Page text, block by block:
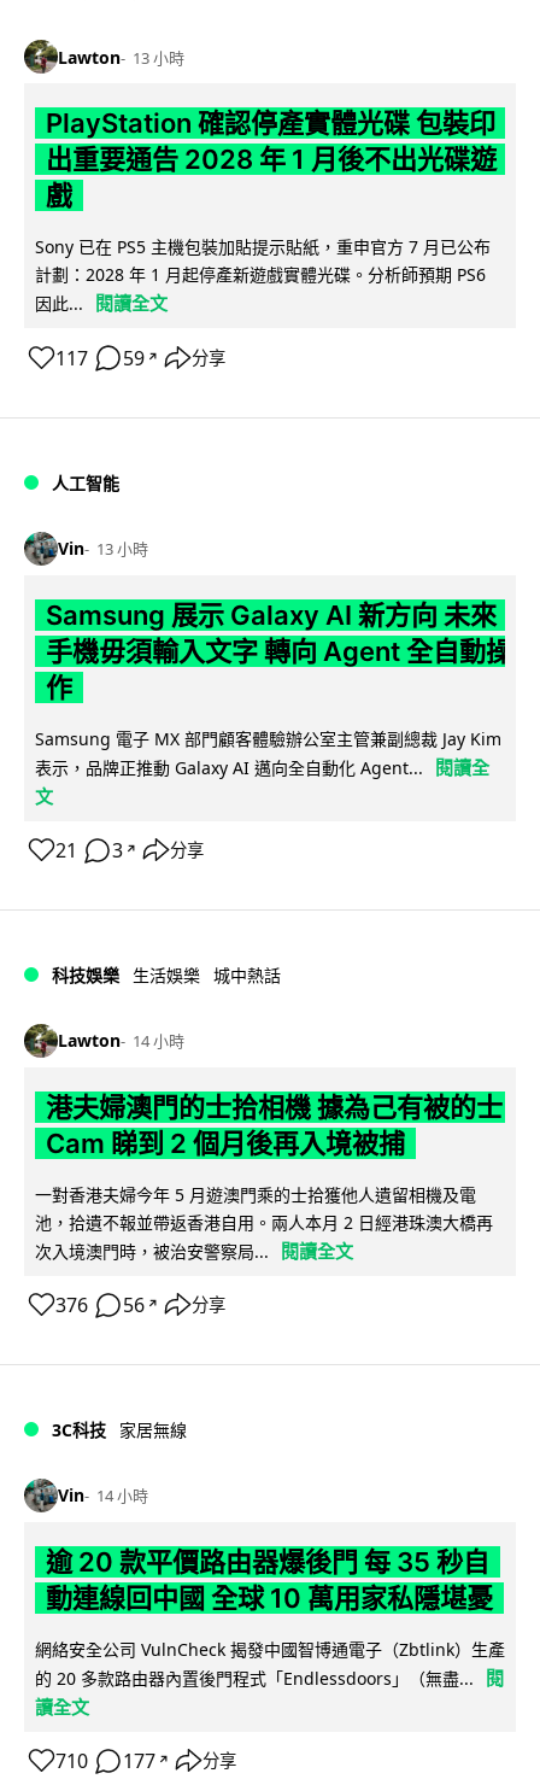
Lawton 13 小時
PlayStation 確認停產實體光碟 包裝印
出重要通告 2028 年 1 月後不出光碟遊
戲
Sony 已在 PS5 主機包裝加貼提示貼紙，重申官方 7 月已公布
計劃：2028 年 1 月起停產新遊戲實體光碟。分析師預期 PS6
因此...
閱讀全文
117 59 ↗ 分享
人工智能
Vin 13 小時
Samsung 展示 Galaxy AI 新方向 未來
手機毋須輸入文字 轉向 Agent 全自動操
作
Samsung 電子 MX 部門顧客體驗辦公室主管兼副總裁 Jay Kim
表示，品牌正推動 Galaxy AI 邁向全自動化 Agent...
閱讀全
文
21 3 ↗ 分享
科技娛樂 生活娛樂 城中熱話
Lawton 14 小時
港夫婦澳門的士拾相機 據為己有被的士
Cam 睇到 2 個月後再入境被捕
一對香港夫婦今年 5 月遊澳門乘的士拾獲他人遺留相機及電
池，拾遺不報並帶返香港自用。兩人本月 2 日經港珠澳大橋再
次入境澳門時，被治安警察局...
閱讀全文
376 56 ↗ 分享
3C科技 家居無線
Vin 14 小時
逾 20 款平價路由器爆後門 每 35 秒自
動連線回中國 全球 10 萬用家私隱堪憂
網絡安全公司 VulnCheck 揭發中國智博通電子（Zbtlink）生產
的 20 多款路由器內置後門程式「Endlessdoors」（無盡...
閱
讀全文
710 177 ↗ 分享